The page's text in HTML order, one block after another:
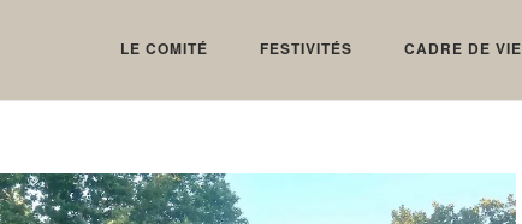
LE COMITÉ FESTIVITÉS CADRE DE VIE